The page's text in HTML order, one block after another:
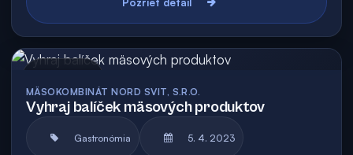
MÄSOKOMBINÁT NORD SVIT, S.R.O.
Vyhraj balíček mäsových produktov
Gastronómia 5. 4. 2023